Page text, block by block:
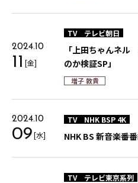
2024.10
11 [金]
TV テレビ朝日
「上田ちゃんネ
のか検証SP」
増子 敦貴
2024.10
09[水]
TV NHK BSP 4K
NHK BS 新音楽番
TV テレビ東京系列